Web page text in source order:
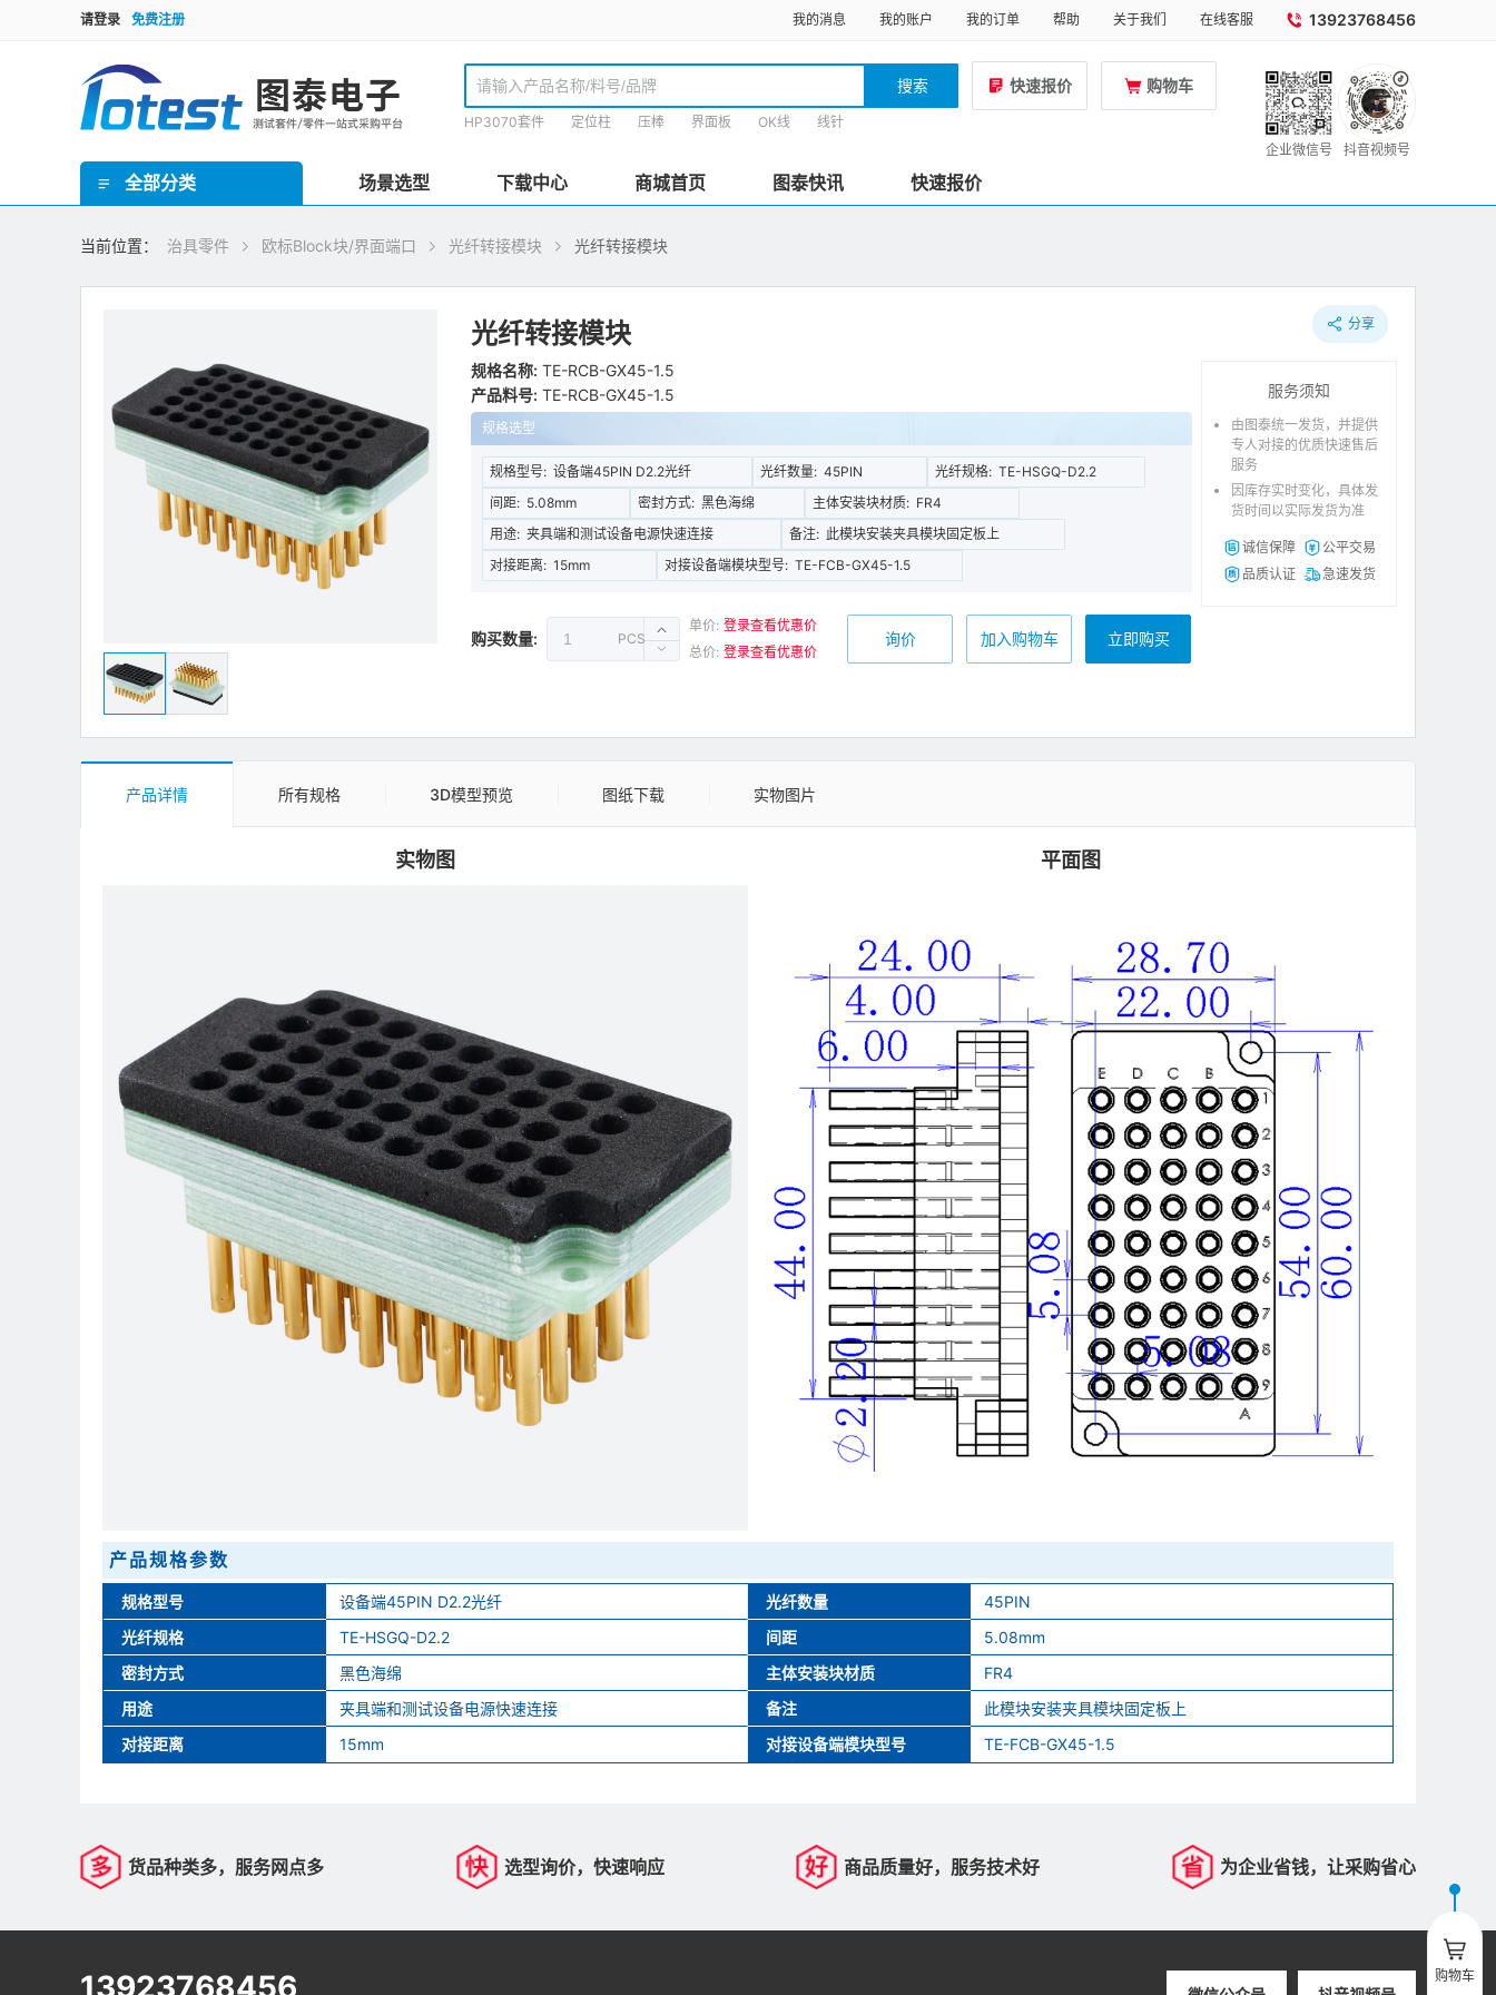
请登录 免费注册 我的消息 我的账户 我的订单 帮助 关于我们 在线客服 13923768456
搜索
HP3070套件 定位柱 压棒 界面板 OK线 线针
快速报价 购物车
企业微信号 抖音视频号
全部分类 场景选型 下载中心 商城首页 图泰快讯 快速报价
当前位置： 治具零件 欧标Block块/界面端口 光纤转接模块 光纤转接模块
光纤转接模块
规格名称: TE-RCB-GX45-1.5
产品料号: TE-RCB-GX45-1.5
规格选型
规格型号: 设备端45PIN D2.2光纤 光纤数量: 45PIN 光纤规格: TE-HSGQ-D2.2
间距: 5.08mm 密封方式: 黑色海绵 主体安装块材质: FR4
用途: 夹具端和测试设备电源快速连接 备注: 此模块安装夹具模块固定板上
对接距离: 15mm 对接设备端模块型号: TE-FCB-GX45-1.5
购买数量: PCS
单价: 登录查看优惠价
总价: 登录查看优惠价
询价 加入购物车 立即购买
分享
服务须知
由图泰统一发货，并提供
专人对接的优质快速售后
服务
因库存实时变化，具体发
货时间以实际发货为准
诚信保障
公平交易
品质认证
急速发货
产品详情 所有规格 3D模型预览 图纸下载 实物图片
实物图 平面图
产品规格参数
规格型号 设备端45PIN D2.2光纤 光纤数量
45PIN
光纤规格
TE-HSGQ-D2.2 间距
5.08mm
密封方式
黑色海绵 主体安装块材质
FR4
用途
夹具端和测试设备电源快速连接 备注
此模块安装夹具模块固定板上
对接距离
15mm 对接设备端模块型号 TE-FCB-GX45-1.5
货品种类多，服务网点多 选型询价，快速响应 商品质量好，服务技术好 为企业省钱，让采购省心
购物车